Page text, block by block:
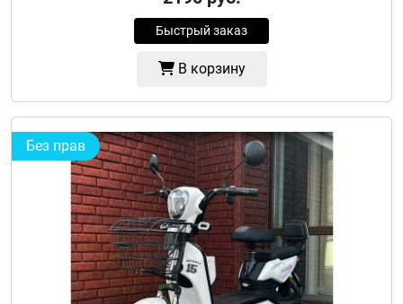
Быстрый заказ
В корзину
Без прав